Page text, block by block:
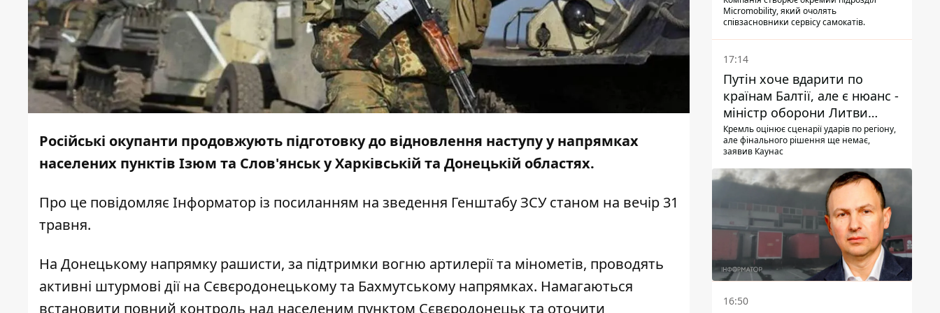
Російські окупанти продовжують підготовку до відновлення наступу у напрямках
населених пунктів Ізюм та Слов'янськ у Харківській та Донецькій областях.
Про це повідомляє Інформатор із посиланням на зведення Генштабу ЗСУстаном на вечір 31
травня.
На Донецькому напрямку рашисти, за підтримки вогню артилерії та мінометів, проводять
активні штурмові дії на Сєвєродонецькому та Бахмутському напрямках. Намагаються
встановити повний контроль над населеним пунктом Сєвєродонецьк та оточити
Micromobility, який очолять
співзасновники сервісу самокатів.
17:14
Путін хоче вдарити по
країнам Балтії, але є нюанс -
міністр оборони Литви
зробив заяву
Кремль оцінює сценарії ударів по регіону,
але фінального рішення ще немає,
заявив Каунас
16:50